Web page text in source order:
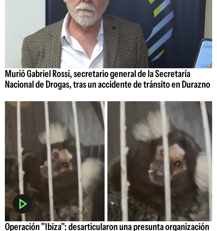
Murió Gabriel Rossi, secretario general de la Secretaría
Nacional de Drogas, tras un accidente de tránsito en Durazno
Operación "Ibiza": desarticularon una presunta organización